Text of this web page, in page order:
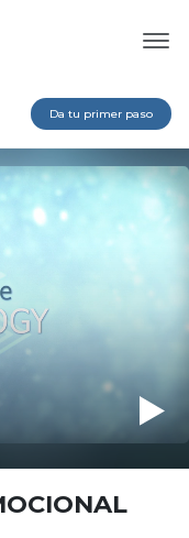
Da tu primer paso